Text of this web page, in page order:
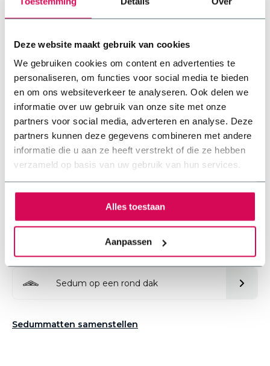
Deze website maakt gebruik van cookies
We gebruiken cookies om content en advertenties te
personaliseren, om functies voor social media te bieden
en om ons websiteverkeer te analyseren. Ook delen we
informatie over uw gebruik van onze site met onze
partners voor social media, adverteren en analyse. Deze
partners kunnen deze gegevens combineren met andere
informatie die u aan ze heeft verstrekt of die ze hebben
verzameld op basis van uw gebruik van hun services.
Alles toestaan
Aanpassen
Type dak & toepassing
Natuurlijk is het belangrijk om goed te weten welke
soorten sedum geschikt zijn voor jouw type dak. Maak
daarom hieronder jouw keuze voor de meest relevante
toepassing. Het ook mogelijk om je hele dak samen te
stellen.
Sedum op een rond dak
Sedummatten samenstellen